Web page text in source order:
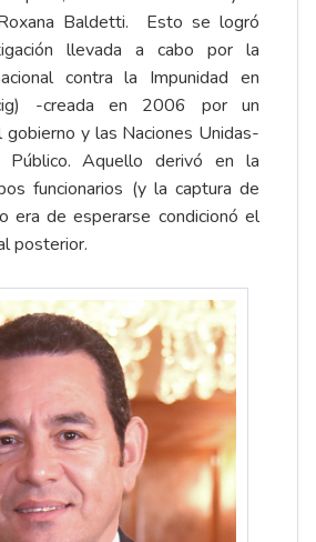
Baldetti. Esto se logró
llevada a cabo por la
contra la Impunidad en
-creada en 2006 por un
y las Naciones Unidas-
Aquello derivó en la
funcionarios (y la captura de
era de esperarse condicionó el
posterior.